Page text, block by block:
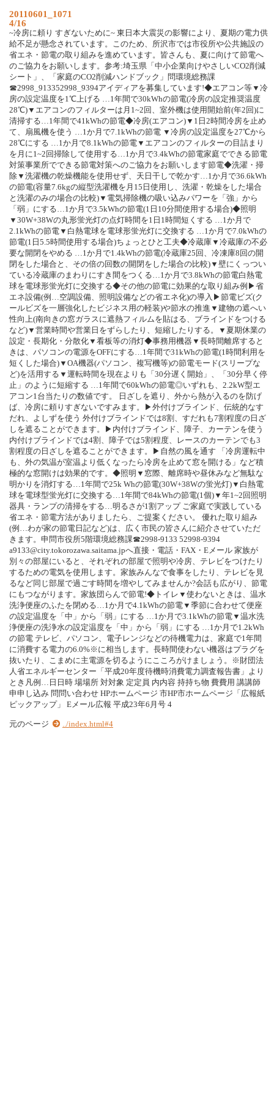
20110601_1071
4/16
~冷房に頼り すぎないために~ 東日本大震災の影響により、夏期の電力供
給不足が懸念されています。このため、所沢市では市役所や公共施設の
省エネ・節電の取り組みを進めています。皆さんも、夏に向けて節電へ
のご協力をお願いします。参考:埼玉県「中小企業向けやさしいCO2削減
シート」、「家庭のCO2削減ハンドブック」問環境総務課
☎2998_913352998_9394アイディアを募集しています!◆エアコン等▼冷
房の設定温度を1℃上げる …1年間で30kWhの節電(冷房の設定推奨温度
28℃)▼エアコンのフィルターは月1~2回、室外機は使用開始前(年2回)に
清掃する…1年間で41kWhの節電◆冷房(エアコン)▼1日2時間冷房を止め
て、扇風機を使う …1か月で7.1kWhの節電 ▼冷房の設定温度を27℃から
28℃にする …1か月で8.1kWhの節電▼エアコンのフィルターの目詰まり
を月に1~2回掃除して使用する…1か月で3.4kWhの節電家庭でできる節電
対策事業所でできる節電対策へのご協力をお願いします節電◆洗濯・掃
除▼洗濯機の乾燥機能を使用せず、天日干しで乾かす…1か月で36.6kWh
の節電(容量7.6kgの縦型洗濯機を月15日使用し、洗濯・乾燥をした場合
と洗濯のみの場合の比較)▼電気掃除機の吸い込みパワーを「強」から
「弱」にする…1か月で3.5kWhの節電(1日10分間使用する場合)◆照明
▼30W+38Wの丸形蛍光灯の点灯時間を1日1時間短くする …1か月で
2.1kWhの節電▼白熱電球を電球形蛍光灯に交換する …1か月で7.0kWhの
節電(1日5.5時間使用する場合)ちょっとひと工夫◆冷蔵庫▼冷蔵庫の不必
要な開閉をやめる …1か月で1.4kWhの節電(冷蔵庫25回、冷凍庫8回の開
閉をした場合と、その倍の回数の開閉をした場合の比較)▼壁にくっつい
ている冷蔵庫のまわりにすき間をつくる…1か月で3.8kWhの節電白熱電
球を電球形蛍光灯に交換する◆その他の節電に効果的な取り組み例▶省
エネ設備(例…空調設備、照明設備などの省エネ化)の導入▶節電ビズ(ク
ールビズを一層強化したビジネス用の軽装)や節水の推進▼建物の遮へい
性向上(南向きの窓ガラスに遮熱フィルムを貼はる、ブラインドをつける
など)▼営業時間や営業日をずらしたり、短縮したりする。▼夏期休業の
設定・長期化・分散化▼看板等の消灯◆事務用機器▼長時間離席すると
きは、パソコンの電源をOFFにする…1年間で31kWhの節電(1時間利用を
短くした場合)▼OA機器(パソコン、複写機等)の節電モード(スリープな
ど)を活用する▼運転時間を現在よりも「30分遅く開始」、「30分早く停
止」のように短縮する …1年間で60kWhの節電◎いずれも、2.2kW型エ
アコン1台当たりの数値です。 日ざしを遮り、外から熱が入るのを防げ
ば、冷房に頼りすぎないですみます。▶外付けブラインド、伝統的なす
だれ、よしずを使う 外付けブラインドでは8割、すだれも7割程度の日ざ
しを遮ることができます。▶内付けブラインド、障子、カーテンを使う
内付けブラインドでは4割、障子では5割程度、レースのカーテンでも3
割程度の日ざしを遮ることができます。▶自然の風を通す 「冷房運転中
も、外の気温が室温より低くなったら冷房を止めて窓を開ける」など積
極的な窓開けは効果的です。◆照明▼窓際、離席時や昼休みなど無駄な
明かりを消灯する…1年間で25k Whの節電(30W+38Wの蛍光灯)▼白熱電
球を電球型蛍光灯に交換する…1年間で84kWhの節電(1個)▼年1~2回照明
器具・ランプの清掃をする…明るさが1割アップ ご家庭で実践している
省エネ・節電方法がありましたら、ご提案ください。 優れた取り組み
(例…わが家の節電日記など)は、広く市民の皆さんに紹介させていただ
きます。申問市役所5階環境総務課☎2998-9133 52998-9394
a9133@city.tokorozawa.saitama.jpへ直接・電話・FAX・Eメール 家族が
別々の部屋にいると、それぞれの部屋で照明や冷房、テレビをつけたり
するための電気を使用します。家族みんなで食事をしたり、テレビを見
るなど同じ部屋で過ごす時間を増やしてみませんか?会話も広がり、節電
にもつながります。家族団らんで節電!◆トイレ▼使わないときは、温水
洗浄便座のふたを閉める…1か月で4.1kWhの節電▼季節に合わせて便座
の設定温度を「中」から「弱」にする …1か月で3.1kWhの節電▼温水洗
浄便座の洗浄水の設定温度を「中」から「弱」にする …1か月で1.2kWh
の節電 テレビ、パソコン、電子レンジなどの待機電力は、家庭で1年間
に消費する電力の6.0%※に相当します。長時間使わない機器はプラグを
抜いたり、こまめに主電源を切るようにこころがけましょう。※財団法
人省エネルギーセンター「平成20年度待機時消費電力調査報告書」より
とき凡例…日日時 場場所 対対象 定定員 内内容 持持ち物 費費用 講講師
申申し込み 問問い合わせ HPホームページ 市HP市ホームページ「広報紙
ピックアップ」 Eメール広報 平成23年6月号 4
元のページ ../index.html#4